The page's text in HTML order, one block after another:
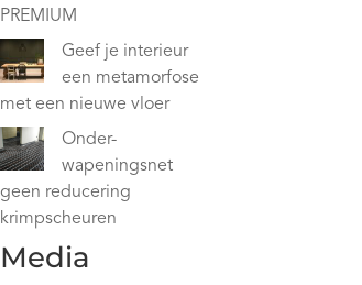
PREMIUM
Geef je interieur
een metamorfose
met een nieuwe vloer
Onder-
wapeningsnet
geen reducering
krimpscheuren
Media